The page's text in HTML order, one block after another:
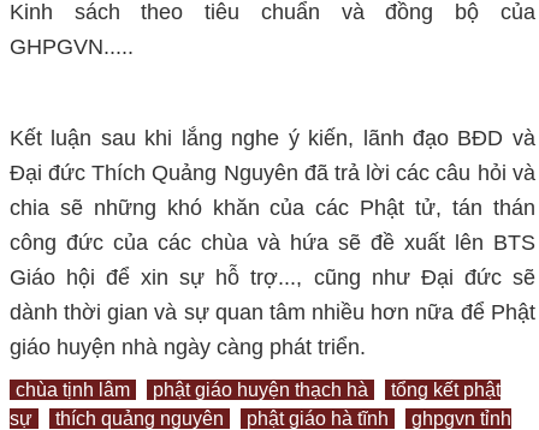
Kinh sách theo tiêu chuẩn và đồng bộ của
GHPGVN.....
Kết luận sau khi lắng nghe ý kiến, lãnh đạo BĐD và
Đại đức Thích Quảng Nguyên đã trả lời các câu hỏi và
chia sẽ những khó khăn của các Phật tử, tán thán
công đức của các chùa và hứa sẽ đề xuất lên BTS
Giáo hội để xin sự hỗ trợ..., cũng như Đại đức sẽ
dành thời gian và sự quan tâm nhiều hơn nữa để Phật
giáo huyện nhà ngày càng phát triển.
chùa tịnh lâm phật giáo huyện thạch hà
tổng kết phật
sự
thích quảng nguyên phật giáo hà tĩnh
ghpgvn tỉnh